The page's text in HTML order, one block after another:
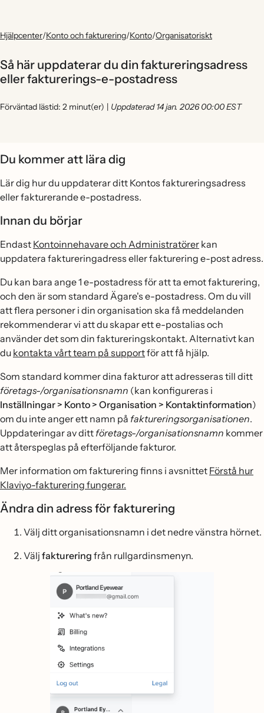
Hjälpcenter/Konto och fakturering/Konto/Organisatoriskt
Så här uppdaterar du din faktureringsadress
eller fakturerings-e-postadress
Förväntad lästid: 2 minut(er) | Uppdaterad 14 jan. 2026 00:00 EST
Du kommer att lära dig
Lär dig hur du uppdaterar ditt Kontos faktureringsadress
eller fakturerande e-postadress.
Innan du börjar
Endast Kontoinnehavare och Administratörer kan
uppdatera faktureringadress eller fakturering e-post adress.
Du kan bara ange 1 e-postadress för att ta emot fakturering,
och den är som standard Ägare's e-postadress. Om du vill
att flera personer i din organisation ska få meddelanden
rekommenderar vi att du skapar ett e-postalias och
använder det som din faktureringskontakt. Alternativt kan
du kontakta vårt team på supportför att få hjälp.
Som standard kommer dina fakturor att adresseras till ditt
företags-/organisationsnamn (kan konfigureras i
Inställningar > Konto > Organisation > Kontaktinformation)
om du inte anger ett namn på faktureringsorganisationen.
Uppdateringar av ditt företags-/organisationsnamn kommer
att återspeglas på efterföljande fakturor.
Mer information om fakturering finns i avsnittet Förstå hur
Klaviyo-fakturering fungerar.
Ändra din adress för fakturering
Välj ditt organisationsnamn i det nedre vänstra hörnet.
Välj fakturering från rullgardinsmenyn.